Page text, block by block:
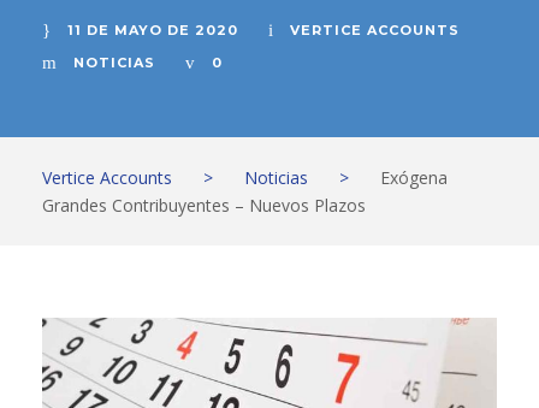
11 DE MAYO DE 2020
VERTICE ACCOUNTS
NOTICIAS
0
Vertice Accounts > Noticias >
Exógena
Grandes Contribuyentes – Nuevos Plazos